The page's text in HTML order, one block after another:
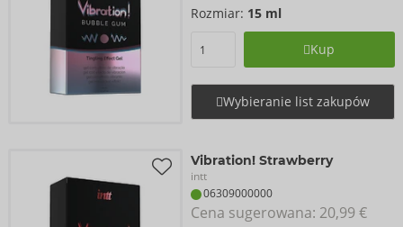
Rozmiar: 15 ml
Kup
Wybieranie list zakupów
Vibration! Strawberry
intt
06309000000
Cena sugerowana: 20,99 €